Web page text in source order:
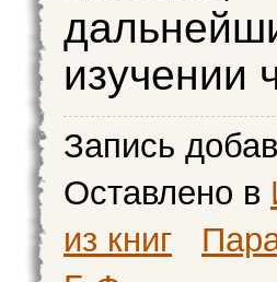
изучении
Запись
Оставлено в
из книг